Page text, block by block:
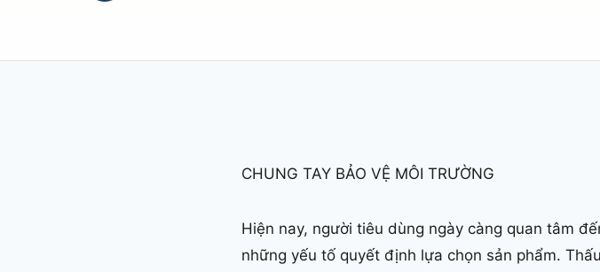
CHUNG TAY BẢO VỆ MÔI TRƯỜNG
Hiện nay, người tiêu dùng ngày càng quan tâm
những yếu tố quyết định lựa chọn sản phẩm.